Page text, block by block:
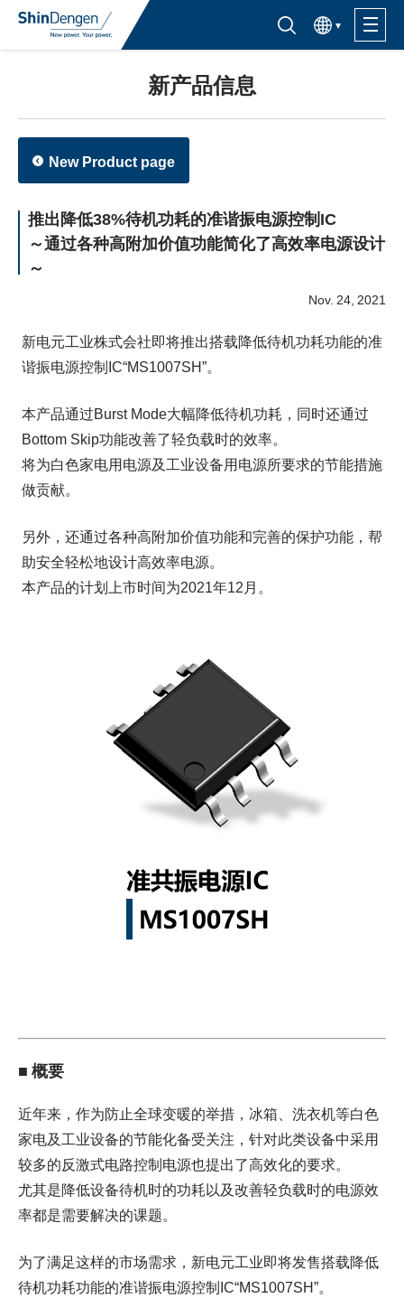
半导体产品检索入口
한국어
应用
关于购买
CSR信息
新闻和活动
联系我们
Close
新产品信息
New Product page
推出降低38%待机功耗的准谐振电源控制IC
～通过各种高附加价值功能简化了高效率电源设计
～
Nov. 24, 2021
新电元工业株式会社即将推出搭载降低待机功耗功能的准
谐振电源控制IC“MS1007SH”。
本产品通过Burst Mode大幅降低待机功耗，同时还通过
Bottom Skip功能改善了轻负载时的效率。
将为白色家电用电源及工业设备用电源所要求的节能措施
做贡献。
另外，还通过各种高附加价值功能和完善的保护功能，帮
助安全轻松地设计高效率电源。
本产品的计划上市时间为2021年12月。
■ 概要
近年来，作为防止全球变暖的举措，冰箱、洗衣机等白色
家电及工业设备的节能化备受关注，针对此类设备中采用
较多的反激式电路控制电源也提出了高效化的要求。
尤其是降低设备待机时的功耗以及改善轻负载时的电源效
率都是需要解决的课题。
为了满足这样的市场需求，新电元工业即将发售搭载降低
待机功耗功能的准谐振电源控制IC“MS1007SH”。